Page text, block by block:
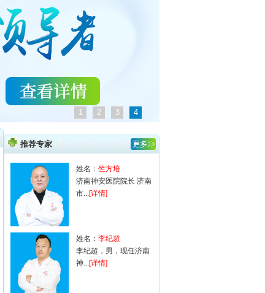
1 2 3 4
推荐专家
姓名： 竺方培
济南神安医院院长 济南
市...[详情]
姓名： 李纪超
李纪超，男，现任济南
神...[详情]